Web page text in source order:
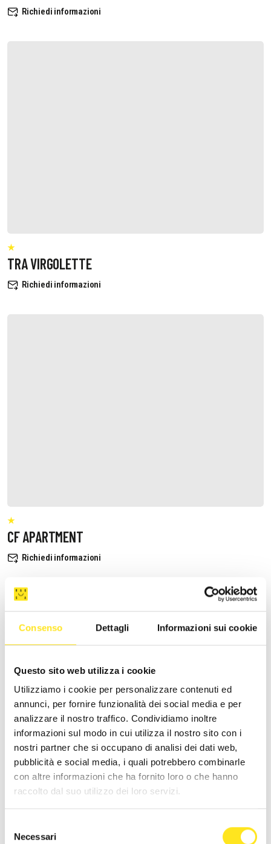
Consenso Dettagli Informazioni sui cookie
Questo sito web utilizza i cookie
Utilizziamo i cookie per personalizzare contenuti ed
annunci, per fornire funzionalità dei social media e per
analizzare il nostro traffico. Condividiamo inoltre
informazioni sul modo in cui utilizza il nostro sito con i
nostri partner che si occupano di analisi dei dati web,
pubblicità e social media, i quali potrebbero combinarle
con altre informazioni che ha fornito loro o che hanno
raccolto dal suo utilizzo dei loro servizi.
delNecessari
Richiedi informazioni
TRA VIRGOLETTE
Richiedi informazioni
CF APARTMENT
Richiedi informazioni
CASA ARDITO
Richiedi informazioni